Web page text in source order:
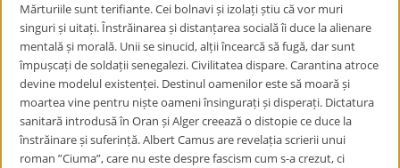
Mărturiile sunt terifiante. Cei bolnavi și izolați știu că vor muri
singuri și uitați. Înstrăinarea și distanțarea socială îi duce la alienare
mentală și morală. Unii se sinucid, alții încearcă să fugă, dar sunt
împușcați de soldații senegalezi. Civilitatea dispare. Carantina atroce
devine modelul existenței. Destinul oamenilor este să moară și
moartea vine pentru niște oameni însingurați și disperați. Dictatura
sanitară introdusă în Oran și Alger creează o distopie ce duce la
înstrăinare și suferință. Albert Camus are revelația scrierii unui
roman ”Ciuma”, care nu este despre fascism cum s-a crezut, ci